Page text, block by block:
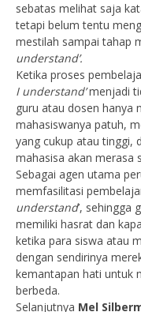
sebatas melihat saja
tetapi belum tentu
mestilah sampai tahap
understand’.
Ketika proses
I understand’menjadi
guru atau dosen hanya
mahasiswanya patuh,
yang cukup atau tinggi,
mahasisa akan merasa
Sebagai agen utama
memfasilitasi
understand’, sehingga
memiliki hasrat dan
ketika para siswa atau
dengan sendirinya
kemantapan hati untuk
berbeda.
Selanjutnya Mel